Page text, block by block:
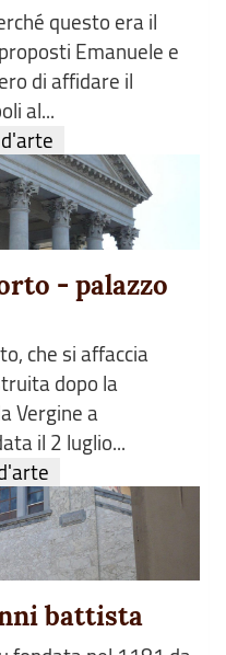
questo era il
Emanuele e
di affidare il
al...
- palazzo
che si affaccia
dopo la
Vergine a
il 2 luglio...
battista